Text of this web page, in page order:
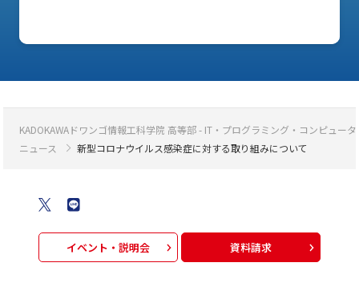
KADOKAWAドワンゴ情報工科学院 高等部 - IT・プログラミング・コンピュー
ニュース
新型コロナウイルス感染症に対する取り組みについて
イベント・説明会 資料請求